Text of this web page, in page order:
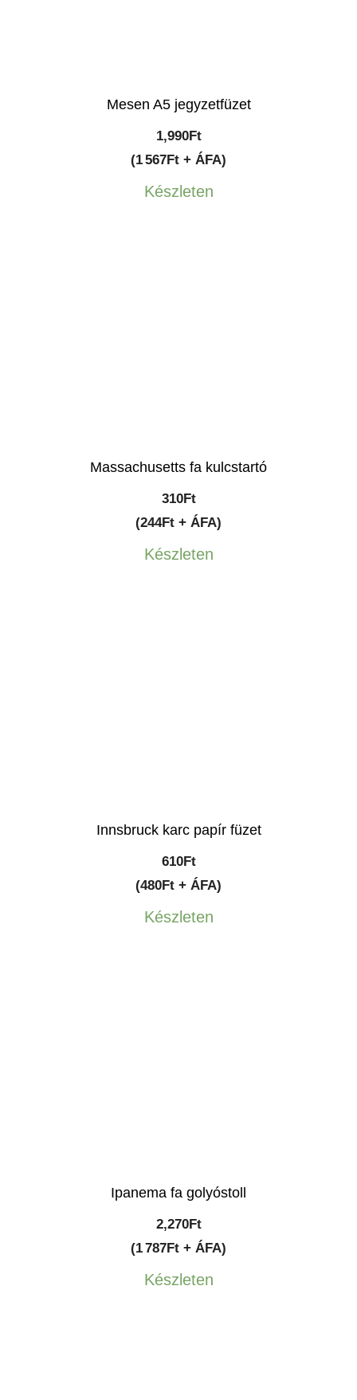
Mesen A5 jegyzetfüzet
1,990Ft
(1 567Ft + ÁFA)
Készleten
Massachusetts fa kulcstartó
310Ft
(244Ft + ÁFA)
Készleten
Innsbruck karc papír füzet
610Ft
(480Ft + ÁFA)
Készleten
Ipanema fa golyóstoll
2,270Ft
(1 787Ft + ÁFA)
Készleten